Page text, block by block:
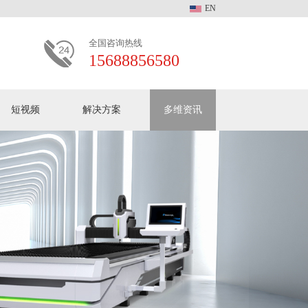
EN
全国咨询热线
15688856580
短视频 解决方案 多维资讯
多维动态
客户见证
多维激光中文版全系产
品介绍
关于多维